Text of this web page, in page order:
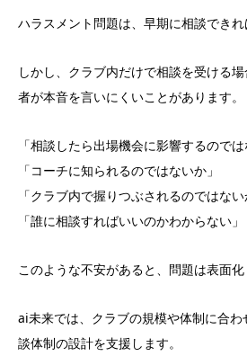
ハラスメント問題は、早期に相談できれ
しかし、クラブ内だけで相談を受ける
者が本音を言いにくいことがあります。
「相談したら出場機会に影響するのでは
「コーチに知られるのではないか」
「クラブ内で握りつぶされるのではない
「誰に相談すればいいのかわからない」
このような不安があると、問題は表面化
ai未来では、クラブの規模や体制に合
談体制の設計を支援します。